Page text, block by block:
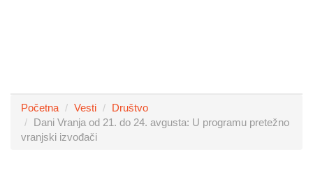
Početna Vesti
Društvo
Dani Vranja od 21. do 24. avgusta: U programu pretežno
vranjski izvođači